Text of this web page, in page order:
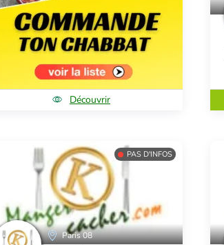
Découvrir
PAS D'INFOS
Paris 08